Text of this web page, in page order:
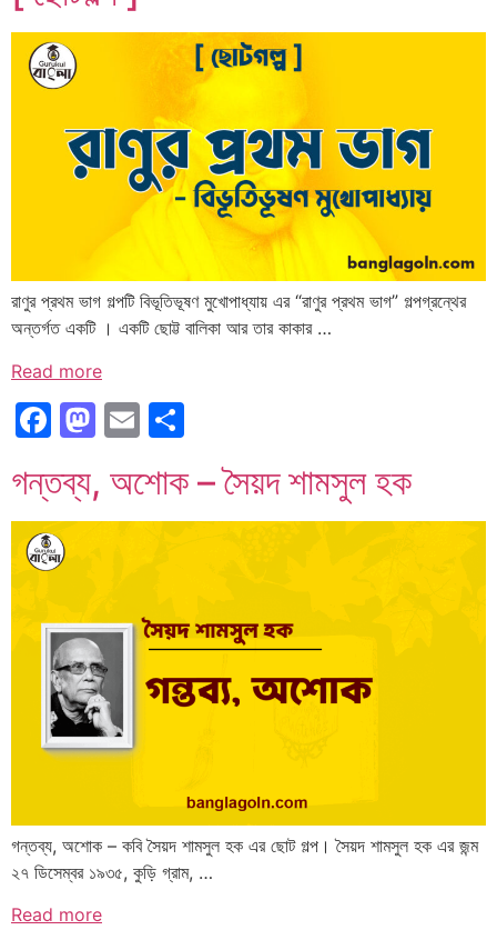
রাণুর প্রথম ভাগ গল্পটি বিভূতিভূষণ মুখোপাধ্যায় এর “রাণুর প্রথম ভাগ” গল্পগ্রন্থের
অন্তর্গত একটি । একটি ছোট্ট বালিকা আর তার কাকার …
Read more
Facebook
Mastodon
Email
গন্তব্য, অশোক – সৈয়দ শামসুল হক
গন্তব্য, অশোক – কবি সৈয়দ শামসুল হক এর ছোট গল্প। সৈয়দ শামসুল হক এর জন্ম
২৭ ডিসেম্বর ১৯৩৫, কুড়ি গ্রাম, …
Read more